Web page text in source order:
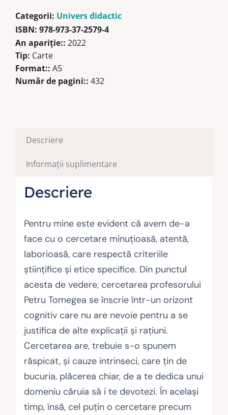
Categorii: Univers didactic
ISBN: 978-973-37-2579-4
An apariţie:: 2022
Tip: Carte
Format:: A5
Număr de pagini:: 432
Descriere
Informații suplimentare
Descriere
Pentru mine este evident că avem de-a
face cu o cercetare minuţioasă, atentă,
laborioasă, care respectă criteriile
ştiinţifice şi etice specifice. Din punctul
acesta de vedere, cercetarea profesorului
Petru Tomegea se înscrie într-un orizont
cognitiv care nu are nevoie pentru a se
justifica de alte explicaţii şi raţiuni.
Cercetarea are, trebuie s-o spunem
răspicat, şi cauze intrinseci, care ţin de
bucuria, plăcerea chiar, de a te dedica unui
domeniu căruia să i te devotezi. În acelaşi
timp, însă, cel puţin o cercetare precum